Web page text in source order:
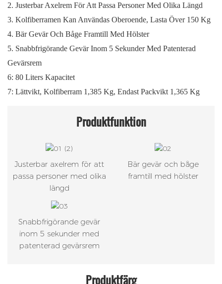
2. Justerbar Axelrem För Att Passa Personer Med Olika Längd
3. Kolfiberramen Kan Användas Oberoende, Lasta Över 150 Kg
4. Bär Gevär Och Båge Framtill Med Hölster
5. Snabbfrigörande Gevär Inom 5 Sekunder Med Patenterad
Gevärsrem
6: 80 Liters Kapacitet
7: Lättvikt, Kolfiberram 1,385 Kg, Endast Packvikt 1,365 Kg
Produktfunktion
Justerbar axelrem för att
passa personer med olika
längd
Bär gevär och båge
framtill med hölster
Snabbfrigörande gevär
inom 5 sekunder med
patenterad gevärsrem
Produktfärg